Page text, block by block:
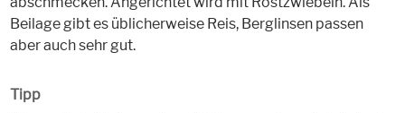
Beilage gibt es üblicherweise Reis, Berglinsen passen
aber auch sehr gut.
Tipp